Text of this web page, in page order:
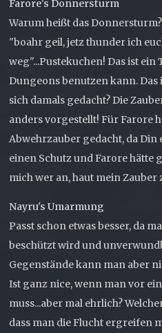
Farore's Donnersturm
Warum heißt das
"boahr geil, jetz thunder ich
weg"...Pustekuchen! Das ist
Dungeons benutzen kann. Das
sich damals gedacht? Die
anders vorgestellt! Für Farore
Abwehrzauber gedacht, da
einen Schutz und Farore hätte
mich wer an, haut mein Zauber
Nayru's Umarmung
Passt schon etwas besser, da
beschützt wird und
Gegenstände kann man aber
Ist ganz nice, wenn man vor
muss...aber mal ehrlich?
dass man die Flucht ergreifen